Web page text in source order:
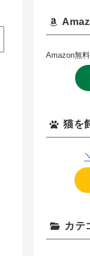
Amazon無
猫を
カテ